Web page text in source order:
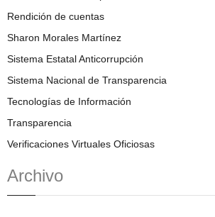
Rendición de cuentas
Sharon Morales Martínez
Sistema Estatal Anticorrupción
Sistema Nacional de Transparencia
Tecnologías de Información
Transparencia
Verificaciones Virtuales Oficiosas
Archivo